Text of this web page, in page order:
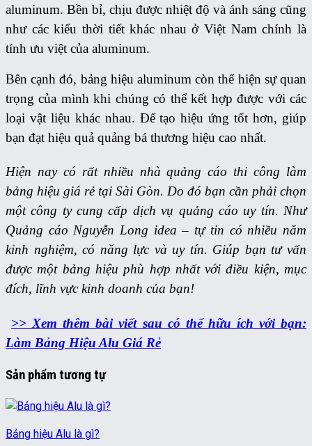
aluminum. Bền bỉ, chịu được nhiệt độ và ánh sáng cũng
như các kiểu thời tiết khác nhau ở Việt Nam chính là
tính ưu việt của aluminum.
Bên cạnh đó, bảng hiệu aluminum còn thể hiện sự quan
trọng của mình khi chúng có thể kết hợp được với các
loại vật liệu khác nhau. Để tạo hiệu ứng tốt hơn, giúp
bạn đạt hiệu quả quảng bá thương hiệu cao nhất.
Hiện nay có rất nhiều nhà quảng cáo thi công làm
bảng hiệu giá rẻ tại Sài Gòn. Do đó bạn cần phải chọn
một công ty cung cấp dịch vụ quảng cáo uy tín. Như
Quảng cáo Nguyễn Long idea – tự tin có nhiều năm
kinh nghiệm, có năng lực và uy tín. Giúp bạn tư vấn
được một bảng hiệu phù hợp nhất với điều kiện, mục
đích, lĩnh vực kinh doanh của bạn!
>> Xem thêm bài viết sau có thể hữu ích với bạn:
Làm Bảng Hiệu Alu Giá Rẻ
Sản phẩm tương tự
Bảng hiệu Alu là gì?